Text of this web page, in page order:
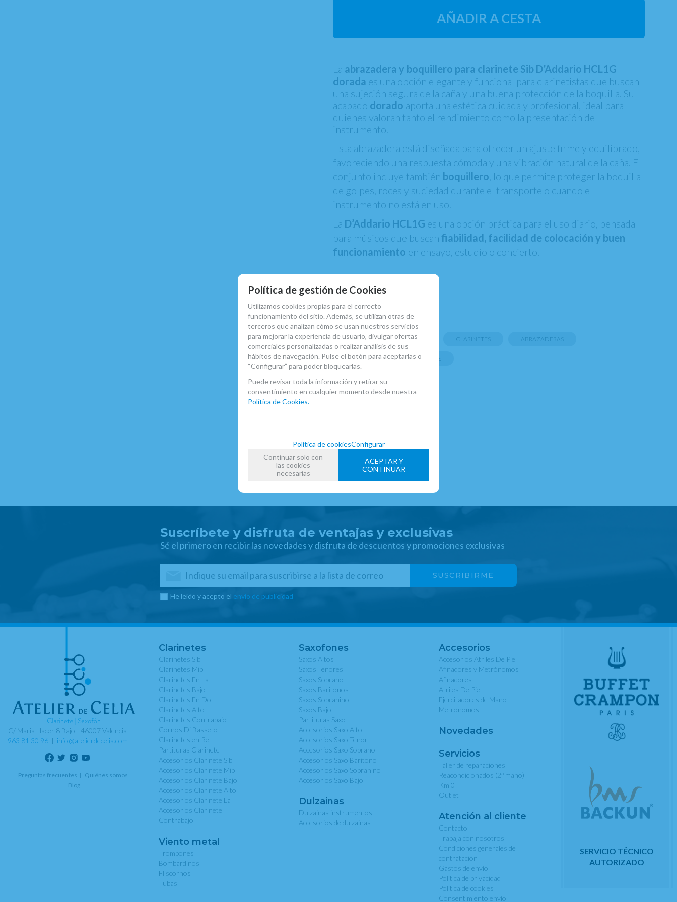
AÑADIR A CESTA
La abrazadera y boquillero para clarinete Sib D’Addario HCL1G
dorada es una opción elegante y funcional para clarinetistas que buscan
una sujeción segura de la caña y una buena protección de la boquilla. Su
acabado dorado aporta una estética cuidada y profesional, ideal para
quienes valoran tanto el rendimiento como la presentación del
instrumento.
Esta abrazadera está diseñada para ofrecer un ajuste firme y equilibrado,
favoreciendo una respuesta cómoda y una vibración natural de la caña. El
conjunto incluye también boquillero , lo que permite proteger la boquilla
de golpes, roces y suciedad durante el transporte o cuando el
instrumento no está en uso.
La D’Addario HCL1G es una opción práctica para el uso diario, pensada
para músicos que buscan fiabilidad, facilidad de colocación y buen
funcionamiento en ensayo, estudio o concierto.
D'Addario
FAMILIAS RELACIONADAS
ACCESORIOS CLARINETE SIB CLARINETES ABRAZADERAS
ABRAZADERAS SISTEMA FRANCÉS
FECHA DE LANZAMIENTO
Miércoles, 29 Mayo 2013
Suscríbete y disfruta de ventajas y exclusivas
Sé el primero en recibir las novedades y disfruta de descuentos y promociones exclusivas
He leído y acepto el envío de publicidad
C/ Maria Llacer 8 Bajo - 46007 Valencia
963 81 30 96| info@atelierdecelia.com
Preguntas frecuentes
Quiénes somos
Blog
Clarinetes
Clarinetes Sib
Clarinetes Mib
Clarinetes En La
Clarinetes Bajo
Clarinetes En Do
Clarinetes Alto
Clarinetes Contrabajo
Cornos Di Basseto
Clarinetes en Re
Partituras Clarinete
Accesorios Clarinete Sib
Accesorios Clarinete Mib
Accesorios Clarinete Bajo
Accesorios Clarinete Alto
Accesorios Clarinete La
Accesorios Clarinete
Contrabajo
Viento metal
Trombones
Bombardinos
Fliscornos
Tubas
Saxofones
Saxos Altos
Saxos Tenores
Saxos Soprano
Saxos Baritonos
Saxos Sopranino
Saxos Bajo
Partituras Saxo
Accesorios Saxo Alto
Accesorios Saxo Tenor
Accesorios Saxo Soprano
Accesorios Saxo Baritono
Accesorios Saxo Sopranino
Accesorios Saxo Bajo
Dulzainas
Dulzainas instrumentos
Accesorios de dulzainas
Accesorios
Accesorios Atriles De Pie
Afinadores y Metrónomos
Afinadores
Atriles De Pie
Ejercitadores de Mano
Metronomos
Novedades
Servicios
Taller de reparaciones
Reacondicionados (2a mano)
Km 0
Outlet
Atención al cliente
Contacto
Trabaja con nosotros
Condiciones generales de
contratación
Gastos de envío
Política de privacidad
Política de cookies
Consentimiento envío
SERVICIO TÉCNICO
AUTORIZADO
Política de gestión de Cookies
Utilizamos cookies propias para el correcto
funcionamiento del sitio. Además, se utilizan otras de
terceros que analizan cómo se usan nuestros servicios
para mejorar la experiencia de usuario, divulgar ofertas
comerciales personalizadas o realizar análisis de sus
hábitos de navegación. Pulse el botón para aceptarlas o
“Configurar” para poder bloquearlas.
Puede revisar toda la información y retirar su
consentimiento en cualquier momento desde nuestra
Política de Cookies.
Política de cookiesConfigurar
Continuar solo con
las cookies
necesarias
ACEPTAR Y
CONTINUAR